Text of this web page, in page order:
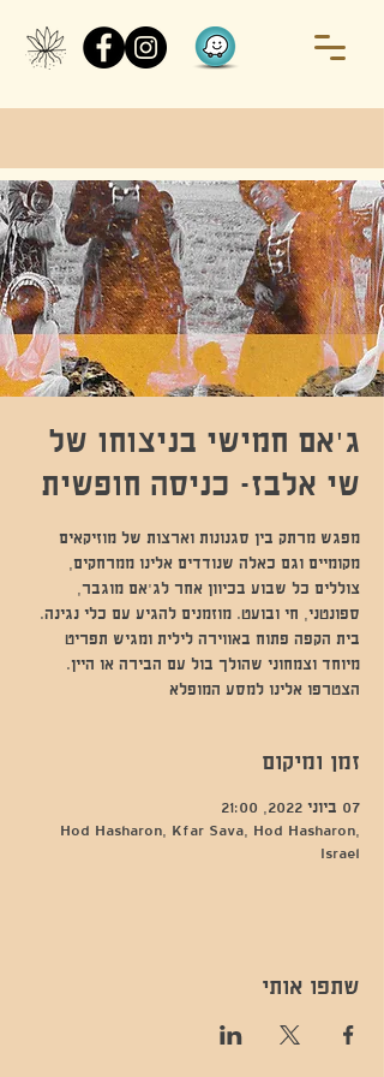
ג'אם חמישי בניצוחו של
שי אלבז- כניסה חופשית
מפגש מרתק בין סגנונות וארצות של מוזיקאים
מקומיים וגם כאלה שנודדים אלינו ממרחקים,
צוללים כל שבוע בכיוון אחר לג'אם מוגבר,
ספונטני, חי ובועט. מוזמנים להגיע עם כלי נגינה.
בית הקפה פתוח באווירה לילית ומגיש תפריט
מיוחד וצמחוני שהולך בול עם הבירה או היין.
הצטרפו אלינו למסע המופלא
זמן ומיקום
07 ביוני 2022, 21:00
Hod Hasharon, Kfar Sava, Hod Hasharon,
Israel
שתפו אותי